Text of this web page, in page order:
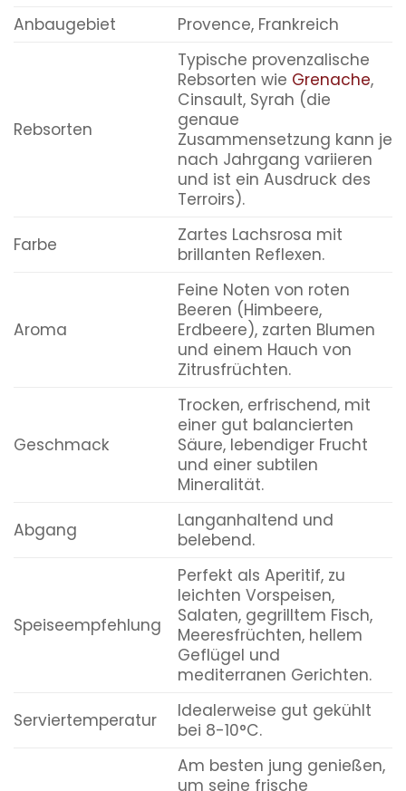
Anbaugebiet Provence, Frankreich
Rebsorten
Typische provenzalische
Rebsorten wie Grenache,
Cinsault, Syrah (die
genaue
Zusammensetzung kann je
nach Jahrgang variieren
und ist ein Ausdruck des
Terroirs).
Farbe
Zartes Lachsrosa mit
brillanten Reflexen.
Aroma
Feine Noten von roten
Beeren (Himbeere,
Erdbeere), zarten Blumen
und einem Hauch von
Zitrusfrüchten.
Geschmack
Trocken, erfrischend, mit
einer gut balancierten
Säure, lebendiger Frucht
und einer subtilen
Mineralität.
Abgang
Langanhaltend und
belebend.
Speiseempfehlung
Perfekt als Aperitif, zu
leichten Vorspeisen,
Salaten, gegrilltem Fisch,
Meeresfrüchten, hellem
Geflügel und
mediterranen Gerichten.
Serviertemperatur
Idealerweise gut gekühlt
bei 8-10°C.
Am besten jung genießen,
um seine frische